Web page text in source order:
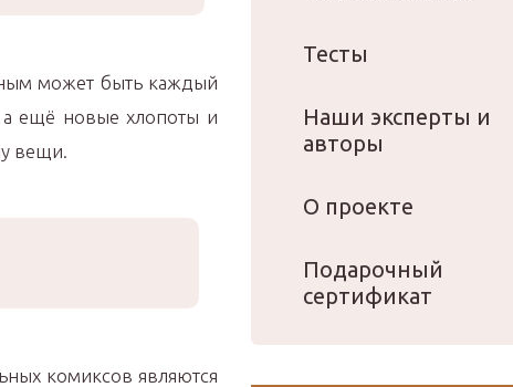
может быть каждый
а ещё новые хлопоты и
вещи.
комиксов являются
Тесты
Наши эксперты и
авторы
О проекте
Подарочный
сертификат